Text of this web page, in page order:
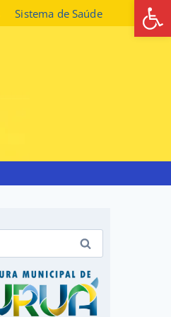
Sistema de Saúde